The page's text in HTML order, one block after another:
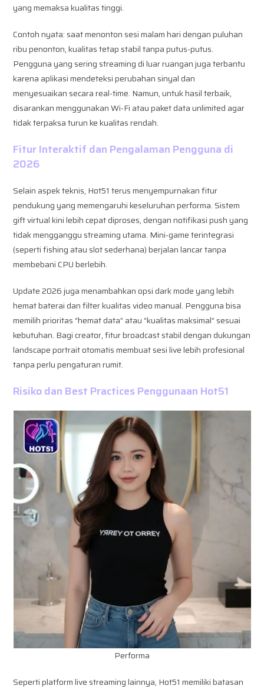
yang memaksa kualitas tinggi.
Contoh nyata: saat menonton sesi malam hari dengan puluhan
ribu penonton, kualitas tetap stabil tanpa putus-putus.
Pengguna yang sering streaming di luar ruangan juga terbantu
karena aplikasi mendeteksi perubahan sinyal dan
menyesuaikan secara real-time. Namun, untuk hasil terbaik,
disarankan menggunakan Wi-Fi atau paket data unlimited agar
tidak terpaksa turun ke kualitas rendah.
Fitur Interaktif dan Pengalaman Pengguna di
2026
Selain aspek teknis, Hot51 terus menyempurnakan fitur
pendukung yang memengaruhi keseluruhan performa. Sistem
gift virtual kini lebih cepat diproses, dengan notifikasi push yang
tidak mengganggu streaming utama. Mini-game terintegrasi
(seperti fishing atau slot sederhana) berjalan lancar tanpa
membebani CPU berlebih.
Update 2026 juga menambahkan opsi dark mode yang lebih
hemat baterai dan filter kualitas video manual. Pengguna bisa
memilih prioritas “hemat data” atau “kualitas maksimal” sesuai
kebutuhan. Bagi creator, fitur broadcast stabil dengan dukungan
landscape portrait otomatis membuat sesi live lebih profesional
tanpa perlu pengaturan rumit.
Risiko dan Best Practices Penggunaan Hot51
Performa
Seperti platform live streaming lainnya, Hot51 memiliki batasan